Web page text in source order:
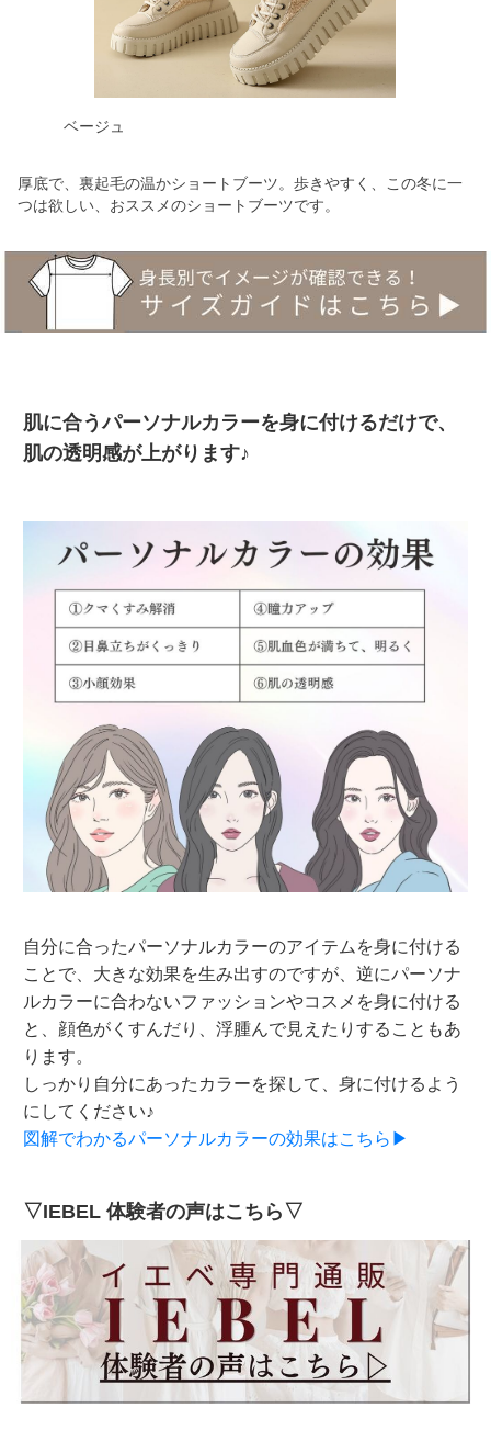
ベージュ
厚底で、裏起毛の温かショートブーツ。歩きやすく、この冬に一
つは欲しい、おススメのショートブーツです。
肌に合うパーソナルカラーを身に付けるだけで、
肌の透明感が上がります♪
自分に合ったパーソナルカラーのアイテムを身に付ける
ことで、大きな効果を生み出すのですが、逆にパーソナ
ルカラーに合わないファッションやコスメを身に付ける
と、顔色がくすんだり、浮腫んで見えたりすることもあ
ります。
しっかり自分にあったカラーを探して、身に付けるよう
にしてください♪
図解でわかるパーソナルカラーの効果はこちら▶
▽IEBEL 体験者の声はこちら▽